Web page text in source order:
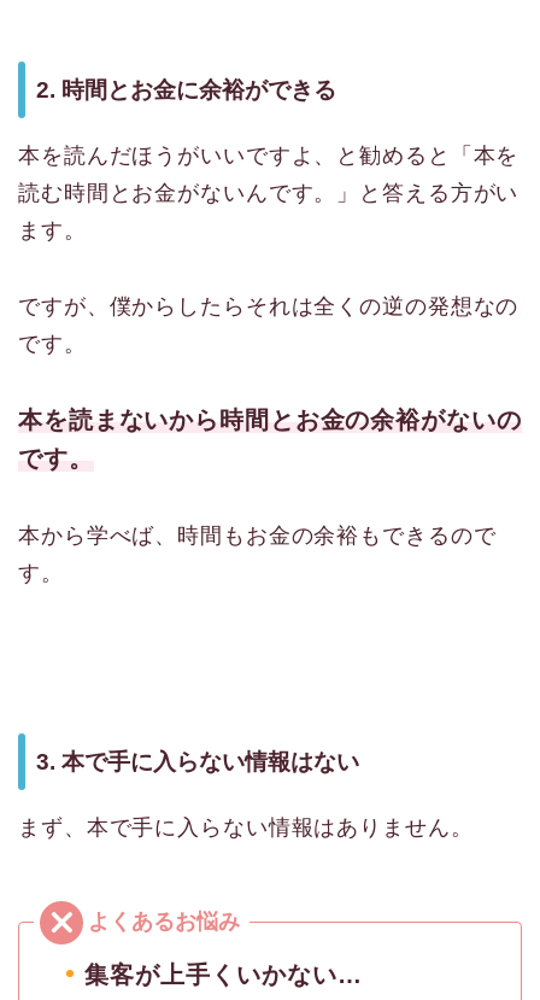
2. 時間とお金に余裕ができる
本を読んだほうがいいですよ、と勧めると「本を
読む時間とお金がないんです。」と答える方がい
ます。
ですが、僕からしたらそれは全くの逆の発想なの
です。
本を読まないから時間とお金の余裕がないの
です。
本から学べば、時間もお金の余裕もできるので
す。
3. 本で手に入らない情報はない
まず、本で手に入らない情報はありません。
集客が上手くいかない…